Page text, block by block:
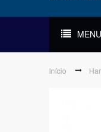
MENU
Início